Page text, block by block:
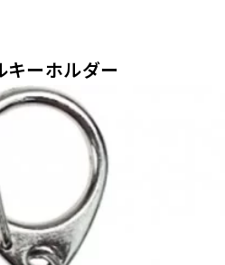
ーホルダー